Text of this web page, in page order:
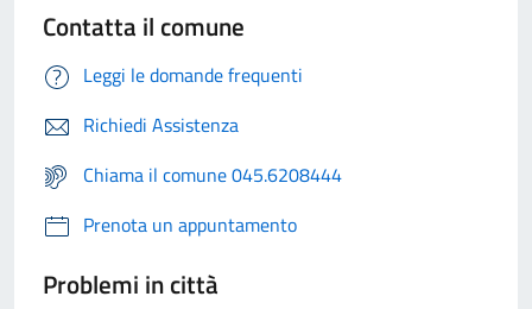
Contatta il comune
Leggi le domande frequenti
Richiedi Assistenza
Chiama il comune 045.6208444
Prenota un appuntamento
Problemi in città